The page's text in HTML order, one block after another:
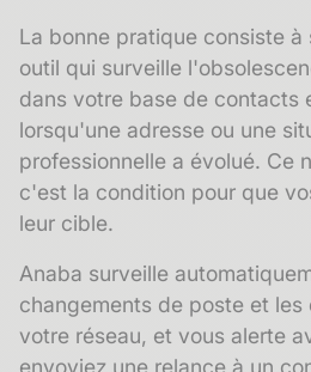
La bonne pratique consiste
outil qui surveille l'
dans votre base de contacts
lorsqu'une adresse ou une
professionnelle a évolué. Ce
c'est la condition pour que
leur cible.
Anaba surveille
changements de poste et les
votre réseau, et vous alerte
envoyiez une relance à un